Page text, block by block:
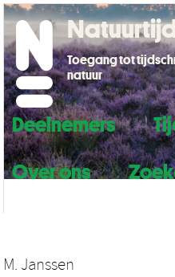
Deelnemers
Over ons
Toegang tot
natuur
M. Janssen